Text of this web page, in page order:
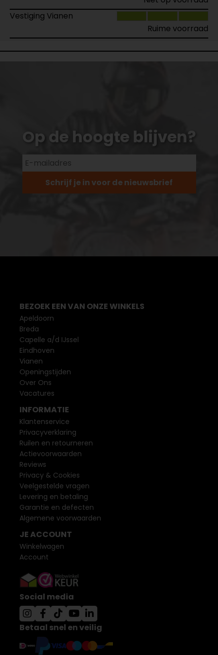
Vestiging Vianen
Ruime voorraad
Op de hoogte blijven?
Schrijf je in voor de nieuwsbrief
BEZOEK EEN VAN ONZE WINKELS
Apeldoorn
Breda
Capelle a/d IJssel
Eindhoven
Vianen
Openingstijden
Over Ons
Vacatures
INFORMATIE
Klantenservice
Privacyverklaring
Ruilen en retourneren
Actievoorwaarden
Reviews
Privacy & Cookies
Veelgestelde vragen
Levering en betaling
Garantie en defecten
Algemene voorwaarden
JE ACCOUNT
Winkelwagen
Account
Social media
Betaal snel en veilig